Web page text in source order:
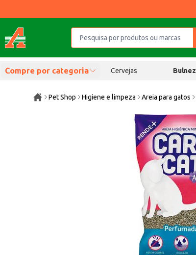
Compre por categoria Cervejas Bulnez
Pet Shop Higiene e limpeza Areia para gatos